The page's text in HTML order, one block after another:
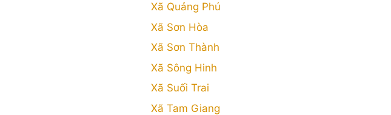
Xã Quảng Phú
Xã Sơn Hòa
Xã Sơn Thành
Xã Sông Hinh
Xã Suối Trai
Xã Tam Giang